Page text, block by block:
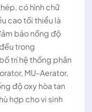
có hình chữ
cao tối thiểu là
bảo nồng độ
trong
trí hệ thống phân
MU-Aerator,
độ oxy hòa tan
hợp cho vi sinh